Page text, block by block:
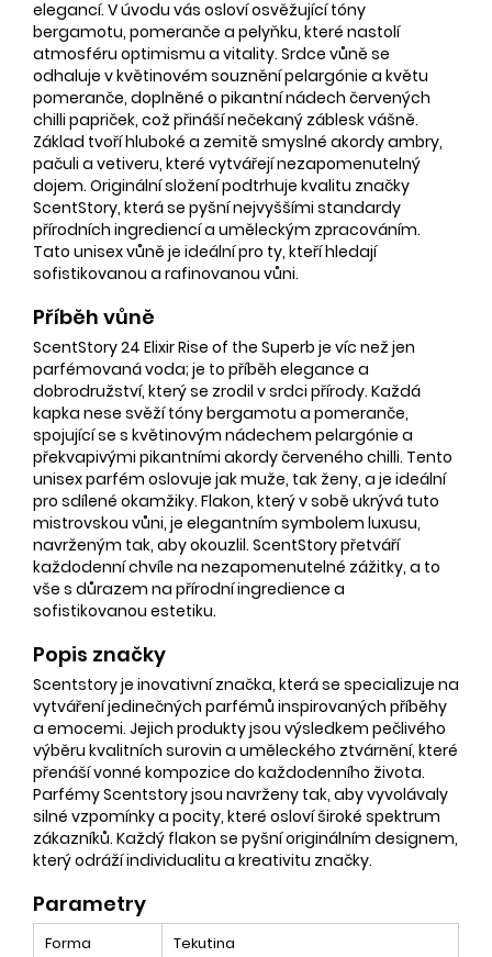
elegancí. V úvodu vás osloví osvěžující tóny
bergamotu, pomeranče a pelyňku, které nastolí
atmosféru optimismu a vitality. Srdce vůně se
odhaluje v květinovém souznění pelargónie a květu
pomeranče, doplněné o pikantní nádech červených
chilli papriček, což přináší nečekaný záblesk vášně.
Základ tvoří hluboké a zemitě smyslné akordy ambry,
pačuli a vetiveru, které vytvářejí nezapomenutelný
dojem. Originální složení podtrhuje kvalitu značky
ScentStory, která se pyšní nejvyššími standardy
přírodních ingrediencí a uměleckým zpracováním.
Tato unisex vůně je ideální pro ty, kteří hledají
sofistikovanou a rafinovanou vůni.
Příběh vůně
ScentStory 24 Elixir Rise of the Superb je víc než jen
parfémovaná voda; je to příběh elegance a
dobrodružství, který se zrodil v srdci přírody. Každá
kapka nese svěží tóny bergamotu a pomeranče,
spojující se s květinovým nádechem pelargónie a
překvapivými pikantními akordy červeného chilli. Tento
unisex parfém oslovuje jak muže, tak ženy, a je ideální
pro sdílené okamžiky. Flakon, který v sobě ukrývá tuto
mistrovskou vůni, je elegantním symbolem luxusu,
navrženým tak, aby okouzlil. ScentStory přetváří
každodenní chvíle na nezapomenutelné zážitky, a to
vše s důrazem na přírodní ingredience a
sofistikovanou estetiku.
Popis značky
Scentstory je inovativní značka, která se specializuje na
vytváření jedinečných parfémů inspirovaných příběhy
a emocemi. Jejich produkty jsou výsledkem pečlivého
výběru kvalitních surovin a uměleckého ztvárnění, které
přenáší vonné kompozice do každodenního života.
Parfémy Scentstory jsou navrženy tak, aby vyvolávaly
silné vzpomínky a pocity, které osloví široké spektrum
zákazníků. Každý flakon se pyšní originálním designem,
který odráží individualitu a kreativitu značky.
Parametry
Forma Tekutina